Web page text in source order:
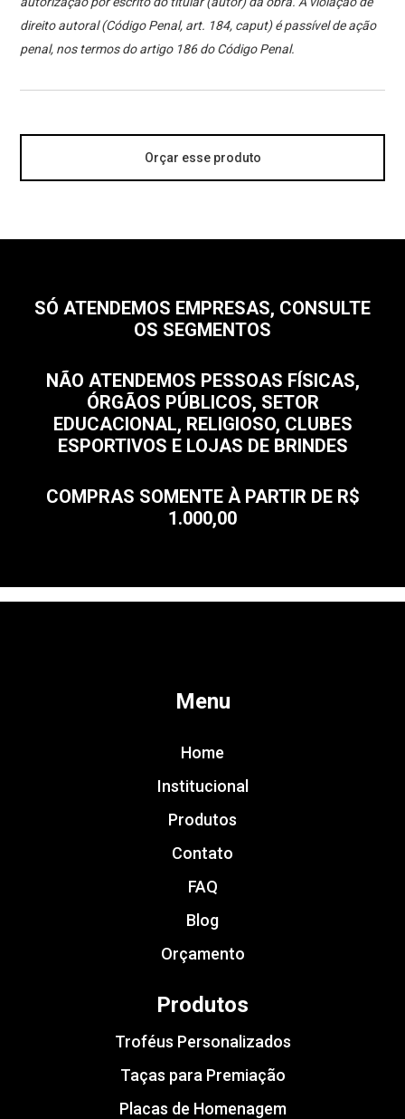
direito autoral (Código Penal, art. 184, caput) é passível de ação
penal, nos termos do artigo 186 do Código Penal.
Orçar esse produto
SÓ ATENDEMOS EMPRESAS, CONSULTE
OS SEGMENTOS
NÃO ATENDEMOS PESSOAS FÍSICAS,
ÓRGÃOS PÚBLICOS, SETOR
EDUCACIONAL, RELIGIOSO, CLUBES
ESPORTIVOS E LOJAS DE BRINDES
COMPRAS SOMENTE À PARTIR DE R$
1.000,00
Menu
Home
Institucional
Produtos
Contato
FAQ
Blog
Orçamento
Produtos
Troféus Personalizados
Taças para Premiação
Placas de Homenagem